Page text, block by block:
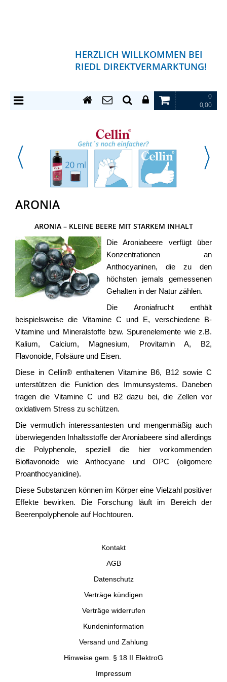
HERZLICH WILLKOMMEN BEI
RIEDL DIREKTVERMARKTUNG!
0
0,00
ARONIA
ARONIA – KLEINE BEERE MIT STARKEM INHALT
Die Aroniabeere verfügt über
Konzentrationen an
Anthocyaninen, die zu den
höchsten jemals gemessenen
Gehalten in der Natur zählen.
Die Aroniafrucht enthält
beispielsweise die Vitamine C und E, verschiedene B-
Vitamine und Mineralstoffe bzw. Spurenelemente wie z.B.
Kalium, Calcium, Magnesium, Provitamin A, B2,
Flavonoide, Folsäure und Eisen.
Diese in Cellin® enthaltenen Vitamine B6, B12 sowie C
unterstützen die Funktion des Immunsystems. Daneben
tragen die Vitamine C und B2 dazu bei, die Zellen vor
oxidativem Stress zu schützen.
Die vermutlich interessantesten und mengenmäßig auch
überwiegenden Inhaltsstoffe der Aroniabeere sind allerdings
die Polyphenole, speziell die hier vorkommenden
Bioflavonoide wie Anthocyane und OPC (oligomere
Proanthocyanidine).
Diese Substanzen können im Körper eine Vielzahl positiver
Effekte bewirken. Die Forschung läuft im Bereich der
Beerenpolyphenole auf Hochtouren.
Kontakt
AGB
Datenschutz
Verträge kündigen
Verträge widerrufen
Kundeninformation
Versand und Zahlung
Hinweise gem. § 18 II ElektroG
Impressum